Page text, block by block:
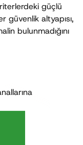
güçlü
güvenlik altyapısı,
bulunmadığını